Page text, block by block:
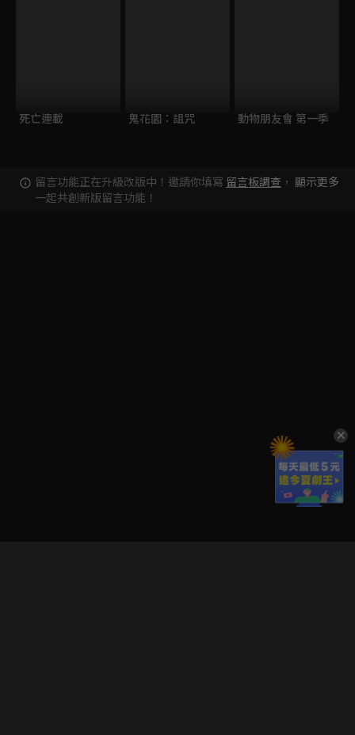
死亡連載 鬼花園：詛咒 動物朋友會 第一季
留言功能正在升級改版中！邀請你填寫 留言板調查 ，
一起共創新版留言功能！
顯示更多